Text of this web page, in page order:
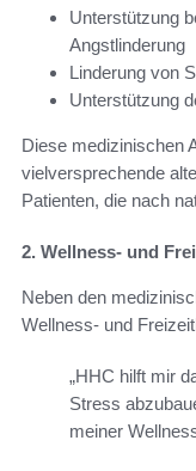
Unterstützung
Angstlinderung
Linderung von
Unterstützung
Diese medizinischen
vielversprechende
Patienten, die nach
2. Wellness- und
Neben den
Wellness- und
„HHC hilft mir
Stress
meiner